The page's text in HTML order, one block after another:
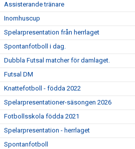
Assisterande tränare
Inomhuscup
Spelarpresentation från herrlaget
Spontanfotboll i dag.
Dubbla Futsal matcher för damlaget.
Futsal DM
Knattefotboll - födda 2022
Spelarpresentationer-säsongen 2026
Fotbollsskola födda 2021
Spelarpresentation - herrlaget
Spontanfotboll